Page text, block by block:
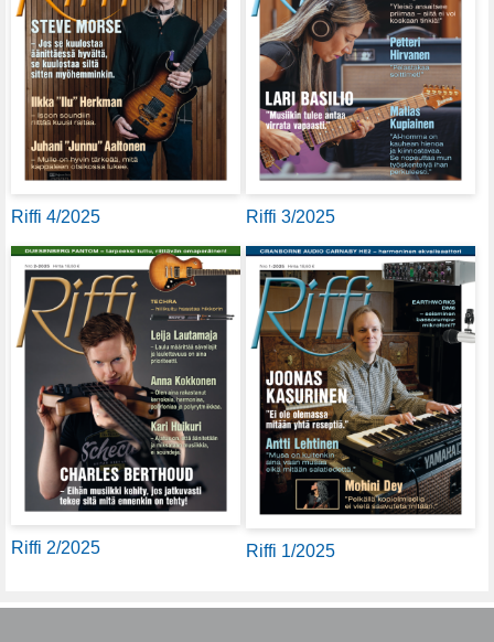
Riffi 4/2025 Riffi 3/2025
Riffi 2/2025 Riffi 1/2025